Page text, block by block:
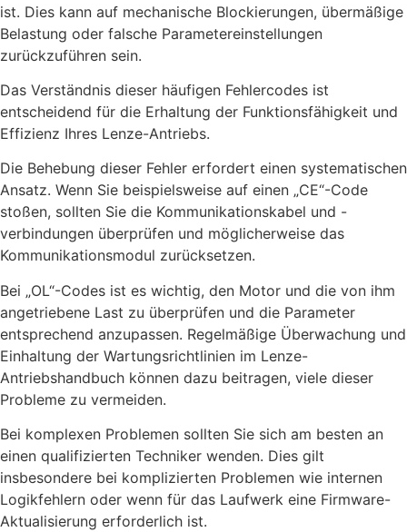
ist. Dies kann auf mechanische Blockierungen, übermäßige
Belastung oder falsche Parametereinstellungen
zurückzuführen sein.
Das Verständnis dieser häufigen Fehlercodes ist
entscheidend für die Erhaltung der Funktionsfähigkeit und
Effizienz Ihres Lenze-Antriebs.
Die Behebung dieser Fehler erfordert einen systematischen
Ansatz. Wenn Sie beispielsweise auf einen „CE“-Code
stoßen, sollten Sie die Kommunikationskabel und -
verbindungen überprüfen und möglicherweise das
Kommunikationsmodul zurücksetzen.
Bei „OL“-Codes ist es wichtig, den Motor und die von ihm
angetriebene Last zu überprüfen und die Parameter
entsprechend anzupassen. Regelmäßige Überwachung und
Einhaltung der Wartungsrichtlinien im Lenze-
Antriebshandbuch können dazu beitragen, viele dieser
Probleme zu vermeiden.
Bei komplexen Problemen sollten Sie sich am besten an
einen qualifizierten Techniker wenden. Dies gilt
insbesondere bei komplizierten Problemen wie internen
Logikfehlern oder wenn für das Laufwerk eine Firmware-
Aktualisierung erforderlich ist.